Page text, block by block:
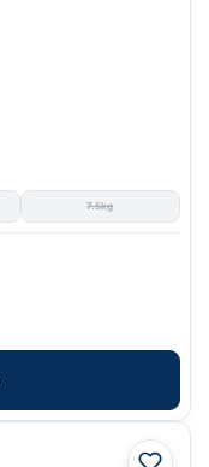
7.5kg